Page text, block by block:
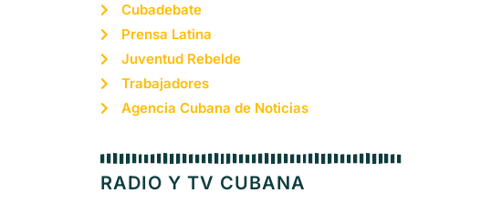
Cubadebate
Prensa Latina
Juventud Rebelde
Trabajadores
Agencia Cubana de Noticias
RADIO Y TV CUBANA